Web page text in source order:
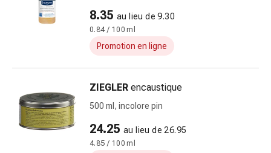
Bandes
Pansements
adhésifs
Bandages,
rubans
et
accessoires
Bandages
8.35 au lieu de 9.30
0.84 / 100 ml
Promotion en ligne
ZIEGLER encaustique
500 ml, incolore pin
24.25 au lieu de 26.95
4.85 / 100 ml